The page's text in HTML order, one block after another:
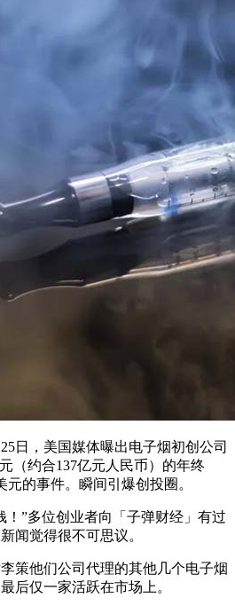
日，美国媒体曝出电子烟初创公司
（约合137亿元人民币）的年终
的事件。瞬间引爆创投圈。
！”多位创业者向「子弹财经」有过
闻觉得很不可思议。
策他们公司代理的其他几个电子烟
后仅一家活跃在市场上。